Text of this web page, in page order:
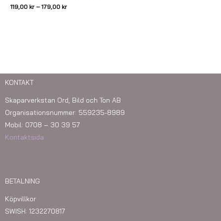
119,00 kr – 179,00 kr
KONTAKT
Skaparverkstan Ord, Bild och Ton AB
Organisationsnummer: 559235-8989
Mobil: 0708 – 30 39 57
Kontaktsida
BETALNING
Köpvillkor
SWISH: 1232270817